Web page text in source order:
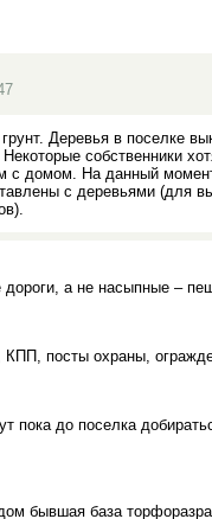
Деревья в поселке
собственники
с домом. На данный
с деревьями (для
а не насыпные –
КПП, посты охраны,
пока до поселка
бывшая база